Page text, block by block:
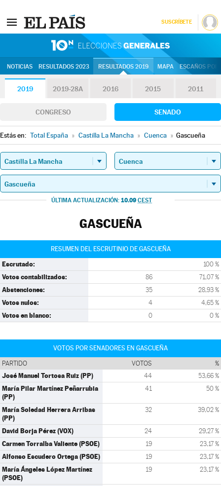
SUSCRÍBETE
NOTICIAS RESULTADOS 2023 RESULTADOS 2019 MAPA ESCAÑOS
2019 2019-28A 2016 2015 2011
CONGRESO SENADO
Estás en: Total España » Castilla La Mancha » Cuenca » Gascueña
ÚLTIMA ACTUALIZACIÓN: 10.09 CEST
GASCUEÑA
RESUMEN DEL ESCRUTINIO DE GASCUEÑA
Escrutado: 100 %
Votos contabilizados: 86 71,07 %
Abstenciones: 35 28,93 %
Votos nulos: 4 4,65 %
Votos en blanco: 0 0 %
VOTOS POR SENADORES EN GASCUEÑA
PARTIDO VOTOS %
José Manuel Tortosa Ruiz (PP) 44 53,66 %
María Pilar Martínez Peñarrubia
(PP)
41 50 %
María Soledad Herrera Arribas
(PP)
32 39,02 %
David Borja Pérez (VOX) 24 29,27 %
Carmen Torralba Valiente (PSOE) 19 23,17 %
Alfonso Escudero Ortega (PSOE) 19 23,17 %
María Ángeles López Martínez
(PSOE)
19 23,17 %